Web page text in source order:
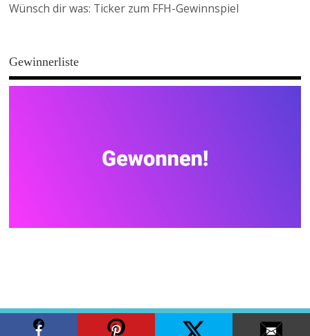
Wünsch dir was: Ticker zum FFH-Gewinnspiel
Gewinnerliste
Copyright ©2026. MamaZ